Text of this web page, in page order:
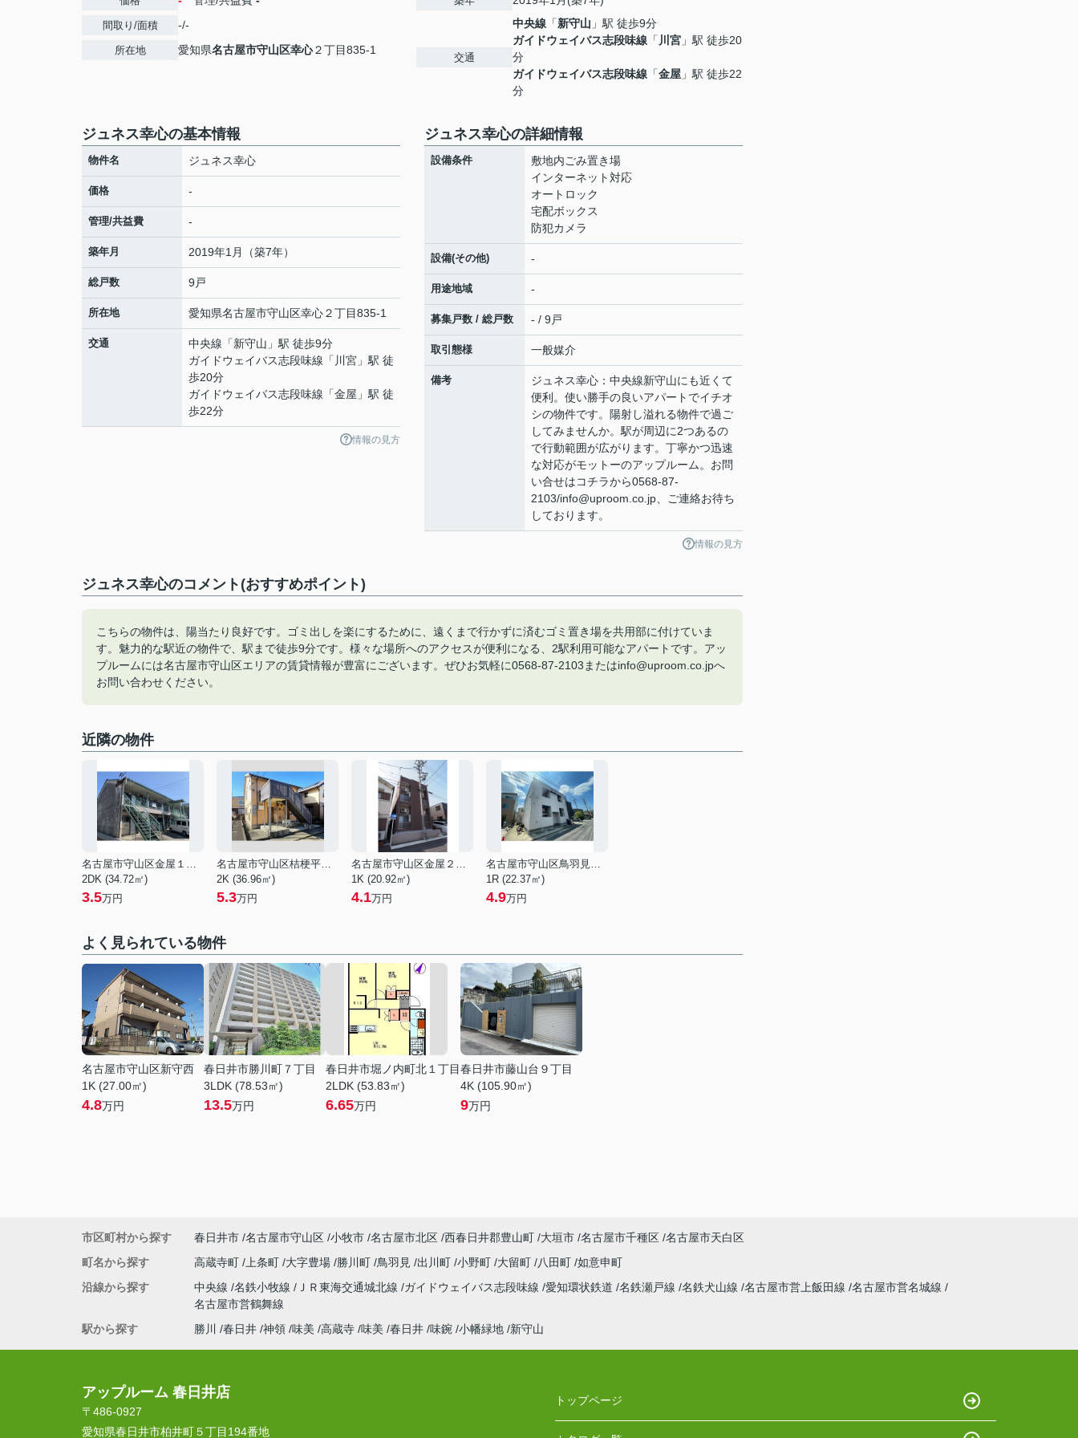
間取り/面積 -/-
所在地 愛知県名古屋市守山区幸心２丁目835-1
交通
中央線 「新守山 」駅 徒歩9分
ガイドウェイバス志段味線 「 川宮 」駅 徒歩20
分
ガイドウェイバス志段味線 「金屋 」駅 徒歩22
分
ジュネス幸心の基本情報
物件名 ジュネス幸心
価格 -
管理/共益費 -
築年月 2019年1月（築7年）
総戸数 9戸
所在地 愛知県名古屋市守山区幸心２丁目835-1
交通 中央線 「新守山 」駅 徒歩9分
ガイドウェイバス志段味線 「 川宮 」駅 徒
歩20分
ガイドウェイバス志段味線 「金屋 」駅 徒
歩22分
情報の見方
ジュネス幸心の詳細情報
設備条件
敷地内ごみ置き場
インターネット対応
オートロック
宅配ボックス
防犯カメラ
設備(その他) -
用途地域 -
募集戸数 / 総戸数 - / 9戸
取引態様 一般媒介
備考
ジュネス幸心：中央線新守山にも近くて
便利。使い勝手の良いアパートでイチオ
シの物件です。陽射し溢れる物件で過ご
してみませんか。駅が周辺に2つあるの
で行動範囲が広がります。丁寧かつ迅速
な対応がモットーのアップルーム。お問
い合せはコチラから0568-87-
2103/info@uproom.co.jp、ご連絡お待ち
しております。
情報の見方
ジュネス幸心のコメント(おすすめポイント)
こちらの物件は、陽当たり良好です。ゴミ出しを楽にするために、遠くまで行かずに済むゴミ置き場を共用部に付けていま
す。魅力的な駅近の物件で、駅まで徒歩9分です。様々な場所へのアクセスが便利になる、2駅利用可能なアパートです。アッ
プルームには名古屋市守山区エリアの賃貸情報が豊富にございます。ぜひお気軽に0568-87-2103またはinfo@uproom.co.jpへ
お問い合わせください。
近隣の物件
名古屋市守山区金屋１丁目
2DK (34.72㎡)
3.5万円
名古屋市守山区桔梗平１丁目
2K (36.96㎡)
5.3万円
名古屋市守山区金屋２丁目
1K (20.92㎡)
4.1万円
名古屋市守山区鳥羽見１丁目
1R (22.37㎡)
4.9万円
よく見られている物件
名古屋市守山区新守西
1K (27.00㎡)
4.8万円
春日井市勝川町７丁目
3LDK (78.53㎡)
13.5万円
春日井市堀ノ内町北１丁目
2LDK (53.83㎡)
6.65万円
春日井市藤山台９丁目
4K (105.90㎡)
9万円
市区町村から探す 春日井市 名古屋市守山区 小牧市 名古屋市北区 西春日井郡豊山町 大垣市 名古屋市千種区 名古屋市天白区
町名から探す
高蔵寺町 上条町 大字豊場 勝川町 鳥羽見 出川町 小野町 大留町 八田町 如意申町
沿線から探す
中央線 名鉄小牧線 ＪＲ東海交通城北線 ガイドウェイバス志段味線 愛知環状鉄道 名鉄瀬戸線 名鉄犬山線 名古屋市営上飯田線 名古屋市営名城線
名古屋市営鶴舞線
駅から探す
勝川 春日井 神領 味美 高蔵寺 味美 春日井 味鋺 小幡緑地 新守山
アップルーム 春日井店
〒486-0927
愛知県春日井市柏井町５丁目194番地
トップページ